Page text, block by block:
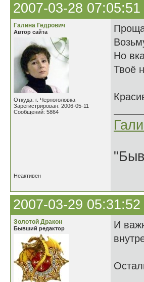
2007-03-28 07:05:51
Галина Гедрович
Автор сайта
Откуда: г. Черноголовка
Зарегистрирован: 2006-05-11
Сообщений: 5864
Но
Твоё
Неактивен
2007-03-29 05:31:52
Золотой Дракон
Бывший редактор
И